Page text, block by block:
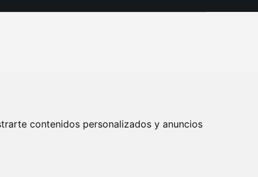
contenidos personalizados y anuncios